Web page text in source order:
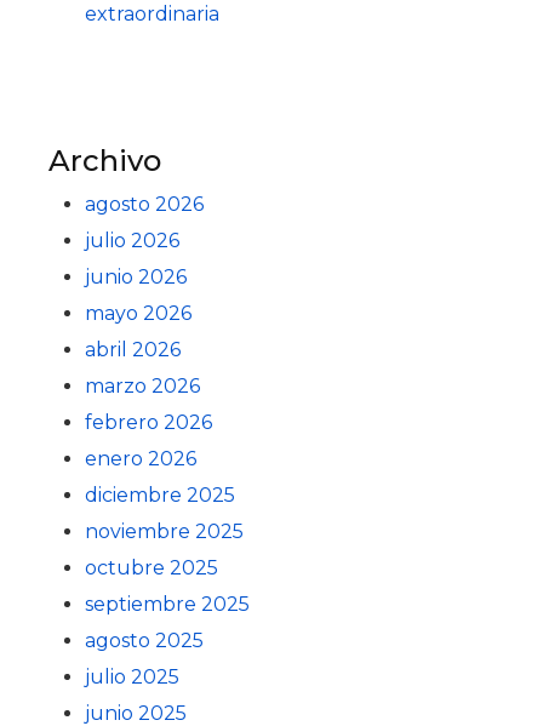
extraordinaria
Archivo
agosto 2026
julio 2026
junio 2026
mayo 2026
abril 2026
marzo 2026
febrero 2026
enero 2026
diciembre 2025
noviembre 2025
octubre 2025
septiembre 2025
agosto 2025
julio 2025
junio 2025